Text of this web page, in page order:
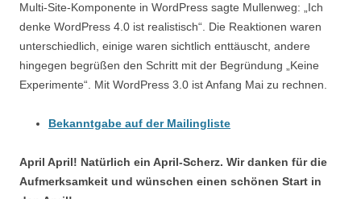
Multi-Site-Komponente in WordPress sagte Mullenweg: „Ich
denke WordPress 4.0 ist realistisch“. Die Reaktionen waren
unterschiedlich, einige waren sichtlich enttäuscht, andere
hingegen begrüßen den Schritt mit der Begründung „Keine
Experimente“. Mit WordPress 3.0 ist Anfang Mai zu rechnen.
Bekanntgabe auf der Mailingliste
April April! Natürlich ein April-Scherz. Wir danken für die
Aufmerksamkeit und wünschen einen schönen Start in